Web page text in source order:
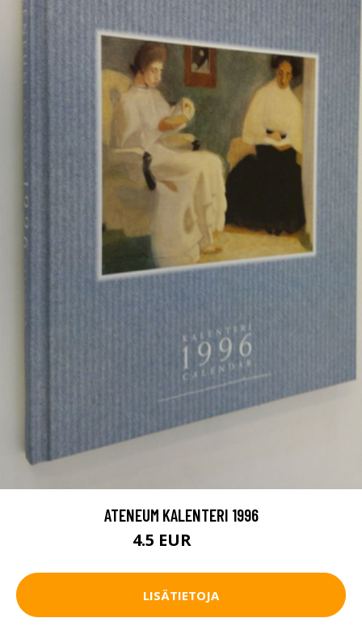
ATENEUM KALENTERI 1996
4.5 EUR
LISÄTIETOJA